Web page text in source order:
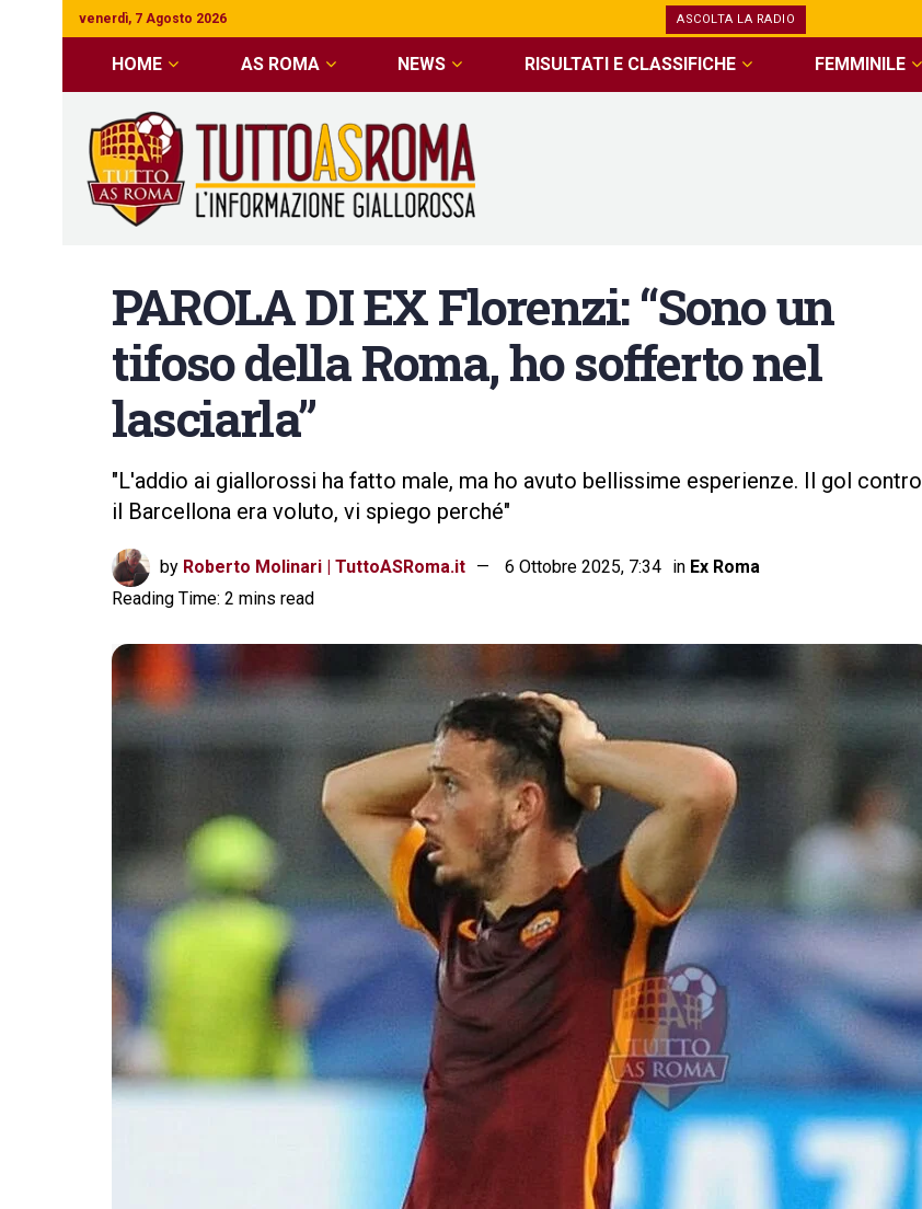
venerdì, 7 Agosto 2026 ASCOLTA LA RADIO
HOME AS ROMA NEWS RISULTATI E CLASSIFICHE FEMMINILE
PAROLA DI EX Florenzi: “Sono un
tifoso della Roma, ho sofferto nel
lasciarla”
"L'addio ai giallorossi ha fatto male, ma ho avuto bellissime esperienze. Il gol contro
il Barcellona era voluto, vi spiego perché"
by Roberto Molinari | TuttoASRoma.it 6 Ottobre 2025, 7:34 in Ex Roma
Reading Time: 2 mins read